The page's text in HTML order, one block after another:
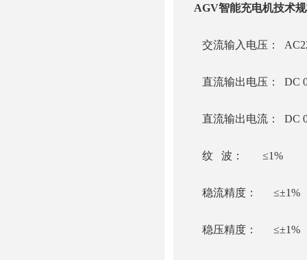
AGV智能充电机技术
交流输入电压：
直流输出电压： DC
直流输出电流： DC
纹 波： ≤1%
稳流精度： ≤±1%
稳压精度： ≤±1%